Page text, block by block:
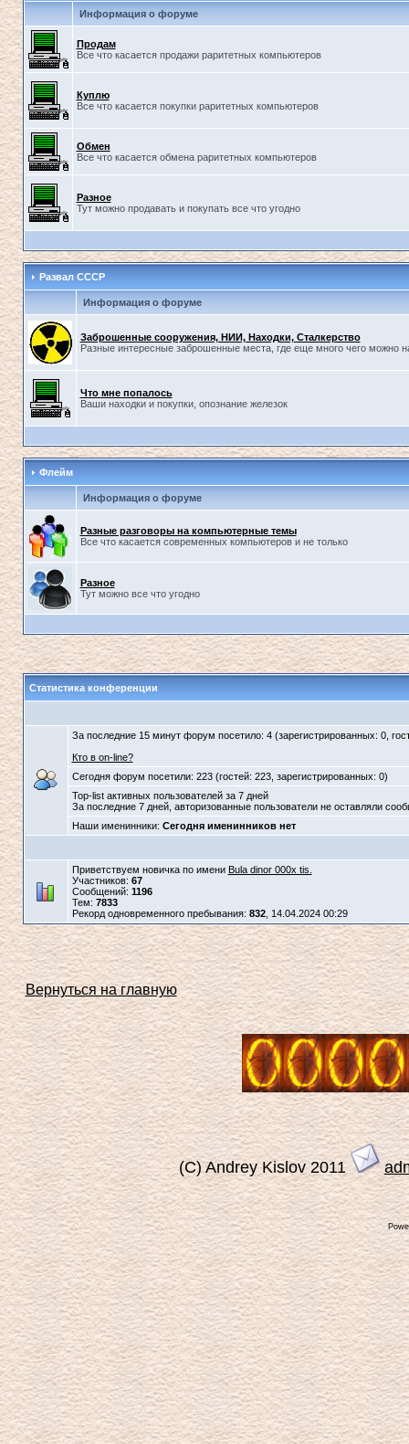
Информация о форуме
Продам
Все что касается продажи раритетных компьютеров
Куплю
Все что касается покупки раритетных компьютеров
Обмен
Все что касается обмена раритетных компьютеров
Разное
Тут можно продавать и покупать все что угодно
Развал СССР
Информация о форуме
Заброшенные сооружения, НИИ, Находки, Сталкерство
Разные интересные заброшенные места, где еще много чего можно
Что мне попалось
Ваши находки и покупки, опознание железок
Флейм
Информация о форуме
Разные разговоры на компьютерные темы
Все что касается современных компьютеров и не только
Разное
Тут можно все что угодно
Статистика конференции
За последние 15 минут форум посетило: 4 (зарегистрированных: 0,
Кто в on-line?
Сегодня форум посетили: 223 (гостей: 223, зарегистрированных: 0)
Top-list активных пользователей за 7 дней
За последние 7 дней, авторизованные пользователи не оставляли
Наши именинники: Сегодня именинников нет
Приветствуем новичка по имени Bula dinor 000x tis.
Участников: 67
Сообщений: 1196
Тем: 7833
Рекорд одновременного пребывания: 832, 14.04.2024 00:29
Вернуться на главную
(C) Andrey Kislov 2011